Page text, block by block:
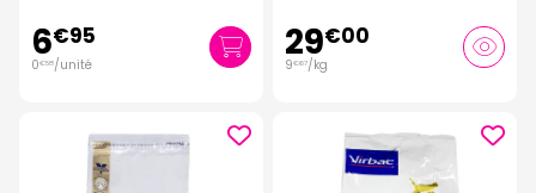
6€95
0€58/unité 29€00
9€67/kg